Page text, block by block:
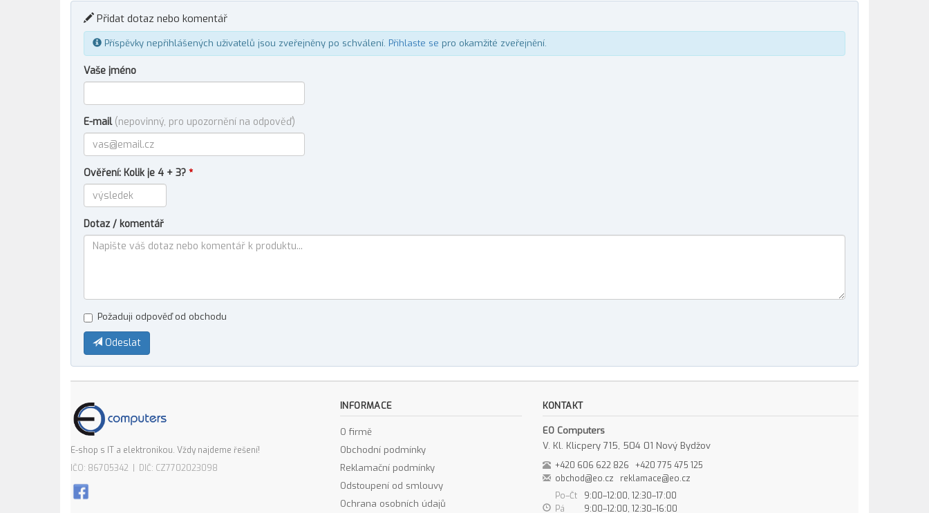
Přidat dotaz nebo komentář
Příspěvky nepřihlášených uživatelů jsou zveřejněny po schválení. Přihlaste se pro okamžité zveřejnění.
Vaše jméno
E-mail (nepovinný, pro upozornění na odpověď)
Ověření: Kolik je 4 + 3? *
Dotaz / komentář
Požaduji odpověď od obchodu
Odeslat
E-shop s IT a elektronikou. Vždy najdeme řešení!
IČO: 86705342 | DIČ: CZ7702023098
INFORMACE
O firmě
Obchodní podmínky
Reklamační podmínky
Odstoupení od smlouvy
Ochrana osobních údajů
KONTAKT
EO Computers
V. Kl. Klicpery 715, 504 01 Nový Bydžov
+420 606 622 826
+420 775 475 125
obchod@eo.cz
reklamace@eo.cz
Po–Čt
9:00–12:00, 12:30–17:00
Pá
9:00–12:00, 12:30–16:00